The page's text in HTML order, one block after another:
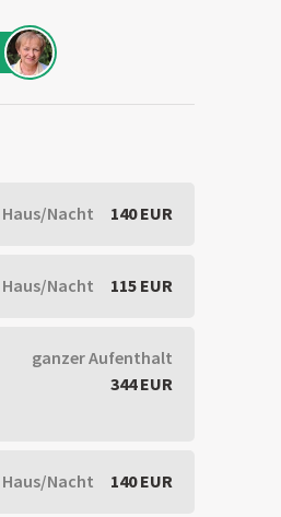
Haus/Nacht 140 EUR
Haus/Nacht 115 EUR
ganzer Aufenthalt
344 EUR
Haus/Nacht 140 EUR